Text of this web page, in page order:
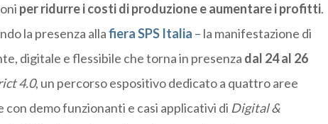
per ridurre i costi di produzione e aumentare i profitti.
la presenza allafiera SPS Italia – la manifestazione di
digitale e flessibile che torna in presenza dal 24 al 26
4.0, un percorso espositivo dedicato a quattro aree
demo funzionanti e casi applicativi di Digital &